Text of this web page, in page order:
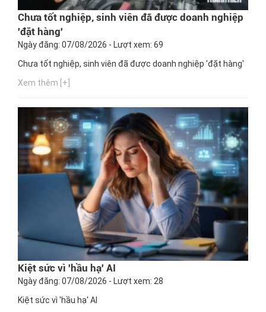
Chưa tốt nghiệp, sinh viên đã được doanh nghiệp
'đặt hàng'
Ngày đăng: 07/08/2026 - Lượt xem: 69
Chưa tốt nghiệp, sinh viên đã được doanh nghiệp 'đặt hàng'
Xem thêm [+]
Kiệt sức vì 'hầu hạ' AI
Ngày đăng: 07/08/2026 - Lượt xem: 28
Kiệt sức vì 'hầu hạ' AI